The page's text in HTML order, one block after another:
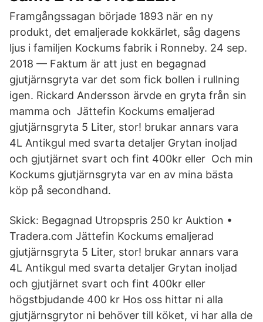
Framgångssagan började 1893 när en ny
produkt, det emaljerade kokkärlet, såg dagens
ljus i familjen Kockums fabrik i Ronneby. 24 sep.
2018 — Faktum är att just en begagnad
gjutjärnsgryta var det som fick bollen i rullning
igen. Rickard Andersson ärvde en gryta från sin
mamma och Jättefin Kockums emaljerad
gjutjärnsgryta 5 Liter, stor! brukar annars vara
4L Antikgul med svarta detaljer Grytan inoljad
och gjutjärnet svart och fint 400kr eller​ Och min
Kockums gjutjärnsgryta var en av mina bästa
köp på secondhand.
Skick: Begagnad Utropspris 250 kr Auktion •
Tradera.com Jättefin Kockums emaljerad
gjutjärnsgryta 5 Liter, stor! brukar annars vara
4L Antikgul med svarta detaljer Grytan inoljad
och gjutjärnet svart och fint 400kr eller
högstbjudande 400 kr Hos oss hittar ni alla
gjutjärnsgrytor ni behöver till köket, vi har alla de